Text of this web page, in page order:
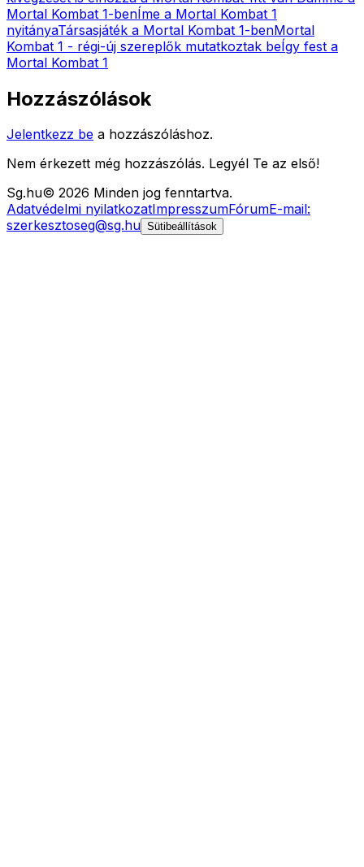
Mortal Kombat 1-benÍme a Mortal Kombat 1
nyitányaTársasjáték a Mortal Kombat 1-benMortal
Kombat 1 - régi-új szereplők mutatkoztak beÍgy fest a
Mortal Kombat 1
Hozzászólások
Jelentkezz be a hozzászóláshoz.
Nem érkezett még hozzászólás. Legyél Te az első!
Sg.hu© 2026 Minden jog fenntartva.
Adatvédelmi nyilatkozatImpresszumFórumE-mail:
szerkesztoseg@sg.hu Sütibeállítások